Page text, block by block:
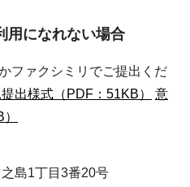
用になれない場合
ファクシミリでご提出くだ
出様式（PDF：51KB）
意
島1丁目3番20号